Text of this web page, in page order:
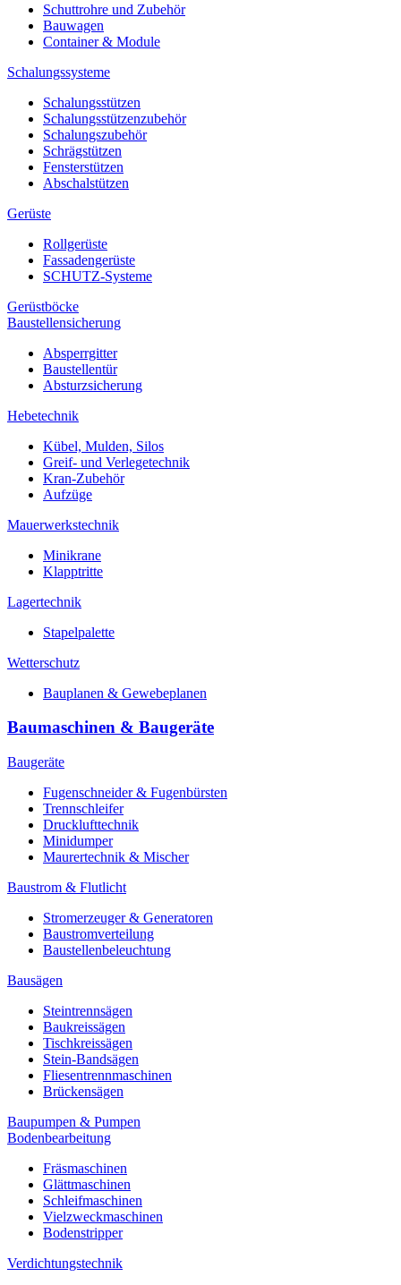
Schuttrohre und Zubehör
Bauwagen
Container & Module
Schalungssysteme
Schalungsstützen
Schalungsstützenzubehör
Schalungszubehör
Schrägstützen
Fensterstützen
Abschalstützen
Gerüste
Rollgerüste
Fassadengerüste
SCHUTZ-Systeme
Gerüstböcke
Baustellensicherung
Absperrgitter
Baustellentür
Absturzsicherung
Hebetechnik
Kübel, Mulden, Silos
Greif- und Verlegetechnik
Kran-Zubehör
Aufzüge
Mauerwerkstechnik
Minikrane
Klapptritte
Lagertechnik
Stapelpalette
Wetterschutz
Bauplanen & Gewebeplanen
Baumaschinen & Baugeräte
Baugeräte
Fugenschneider & Fugenbürsten
Trennschleifer
Drucklufttechnik
Minidumper
Maurertechnik & Mischer
Baustrom & Flutlicht
Stromerzeuger & Generatoren
Baustromverteilung
Baustellenbeleuchtung
Bausägen
Steintrennsägen
Baukreissägen
Tischkreissägen
Stein-Bandsägen
Fliesentrennmaschinen
Brückensägen
Baupumpen & Pumpen
Bodenbearbeitung
Fräsmaschinen
Glättmaschinen
Schleifmaschinen
Vielzweckmaschinen
Bodenstripper
Verdichtungstechnik